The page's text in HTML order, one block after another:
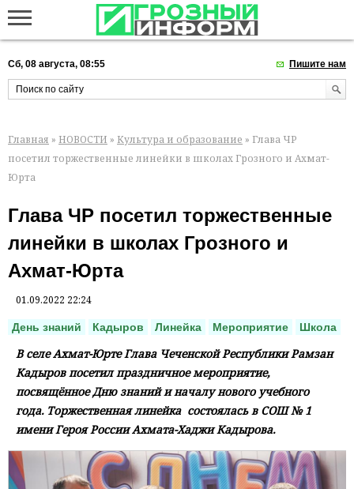
Сб, 08 августа, 08:55 Пишите нам
Главная » НОВОСТИ » Культура и образование » Глава ЧР
посетил торжественные линейки в школах Грозного и Ахмат-
Юрта
Глава ЧР посетил торжественные
линейки в школах Грозного и
Ахмат-Юрта
01.09.2022 22:24
День знаний Кадыров Линейка Мероприятие Школа
В селе Ахмат-Юрте Глава Чеченской Республики Рамзан
Кадыров посетил праздничное мероприятие,
посвящённое Дню знаний и началу нового учебного
года. Торжественная линейка состоялась в СОШ № 1
имени Героя России Ахмата-Хаджи Кадырова.